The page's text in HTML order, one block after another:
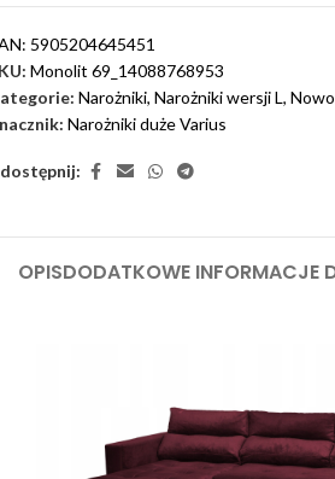
5905204645451
Monolit 69_14088768953
Narożniki, Narożniki wersji L,
Narożniki duże Varius
OPISDODATKOWE INFORMACJE